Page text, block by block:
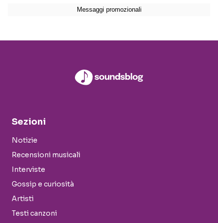
Sezioni
Notizie
Recensioni musicali
Interviste
Gossip e curiosità
Artisti
Testi canzoni